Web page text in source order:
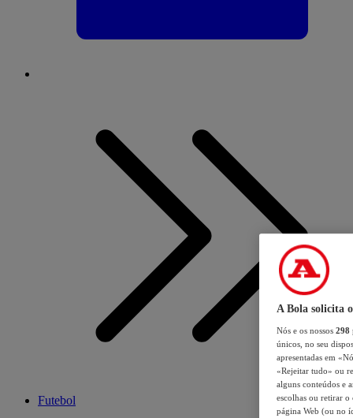
Futebol
A Bola solicita
Nós e os nossos 298
únicos, no seu
apresentadas em
«Rejeitar tudo» ou
alguns conteúdos e
escolhas ou retirar
página Web (ou no